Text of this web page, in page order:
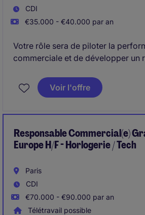
CDI
€35.000 - €40.000 par an
Votre rôle sera de piloter la
commerciale et de développer un
Voir l'offre
Responsable Commercial(e)
Europe H/F - Horlogerie / Tech
Paris
CDI
€70.000 - €90.000 par an
Télétravail possible